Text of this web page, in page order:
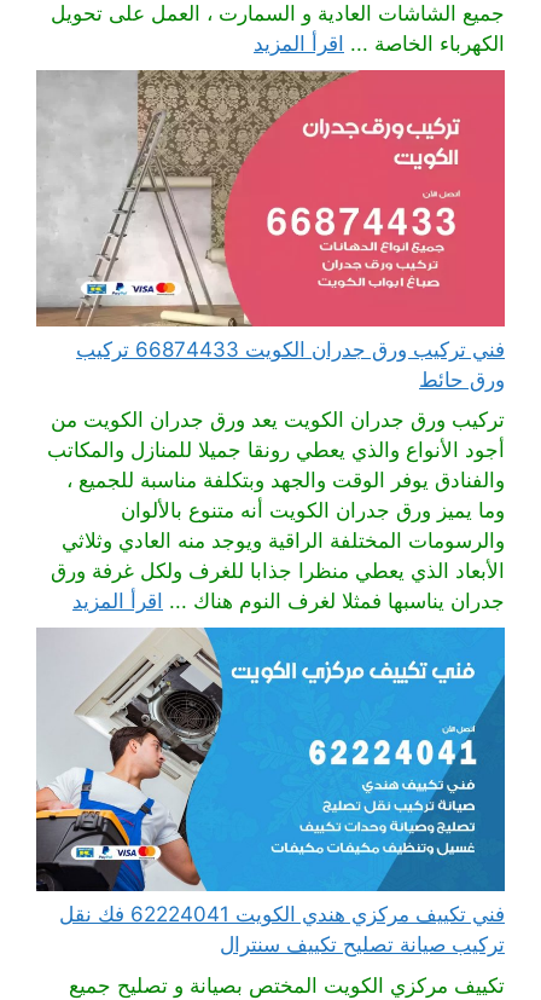
جميع الشاشات العادية و السمارت ، العمل على تحويل
الكهرباء الخاصة ... اقرأ المزيد
فني تركيب ورق جدران الكويت 66874433 تركيب
ورق حائط
تركيب ورق جدران الكويت يعد ورق جدران الكويت من
أجود الأنواع والذي يعطي رونقا جميلا للمنازل والمكاتب
والفنادق يوفر الوقت والجهد وبتكلفة مناسبة للجميع ،
وما يميز ورق جدران الكويت أنه متنوع بالألوان
والرسومات المختلفة الراقية ويوجد منه العادي وثلاثي
الأبعاد الذي يعطي منظرا جذابا للغرف ولكل غرفة ورق
جدران يناسبها فمثلا لغرف النوم هناك ... اقرأ المزيد
فني تكييف مركزي هندي الكويت 62224041 فك نقل
تركيب صيانة تصليح تكييف سنترال
تكييف مركزي الكويت المختص بصيانة و تصليح جميع